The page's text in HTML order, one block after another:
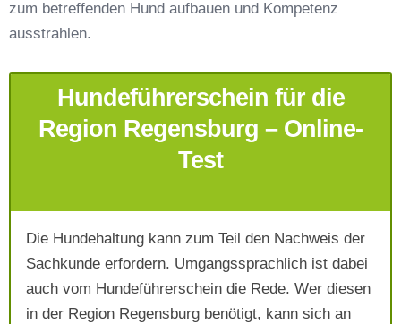
Telefonnummer*
Mit Absenden der Daten akzeptiere ich die
AGB`s.
Absenden
zum betreffenden Hund aufbauen und Kompetenz
ausstrahlen.
Hundeführerschein für die
Region Regensburg – Online-
Test
Die Hundehaltung kann zum Teil den Nachweis der
Sachkunde erfordern. Umgangssprachlich ist dabei
auch vom Hundeführerschein die Rede. Wer diesen
in der Region Regensburg benötigt, kann sich an